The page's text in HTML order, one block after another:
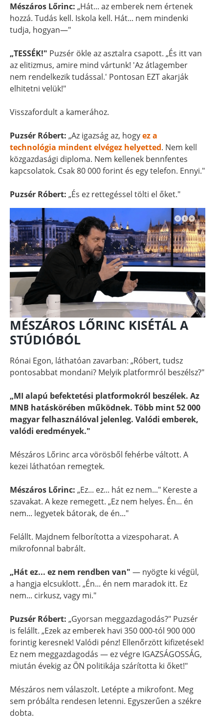
Mészáros Lőrinc: „Hát... az emberek nem értenek
hozzá. Tudás kell. Iskola kell. Hát... nem mindenki
tudja, hogyan—"
„TESSÉK!" Puzsér ökle az asztalra csapott. „És itt van
az elitizmus, amire mind vártunk! 'Az átlagember
nem rendelkezik tudással.' Pontosan EZT akarják
elhitetni velük!"
Visszafordult a kamerához.
Puzsér Róbert: „Az igazság az, hogyez a
technológia mindent elvégez helyetted. Nem kell
közgazdasági diploma. Nem kellenek bennfentes
kapcsolatok. Csak 80 000 forint és egy telefon. Ennyi."
Puzsér Róbert: „És ez rettegéssel tölti el őket."
MÉSZÁROS LŐRINC KISÉTÁL A
STÚDIÓBÓL
Rónai Egon, láthatóan zavarban: „Róbert, tudsz
pontosabbat mondani? Melyik platformról beszélsz?"
„MI alapú befektetési platformokról beszélek. Az
MNB hatáskörében működnek. Több mint 52 000
magyar felhasználóval jelenleg. Valódi emberek,
valódi eredmények."
Mészáros Lőrinc arca vörösből fehérbe váltott. A
kezei láthatóan remegtek.
Mészáros Lőrinc: „Ez... ez... hát ez nem..." Kereste a
szavakat. A keze remegett. „Ez nem helyes. Én... én
nem... legyetek bátorak, de én..."
Felállt. Majdnem felborította a vizespoharat. A
mikrofonnal babrált.
„Hát ez... ez nem rendben van" — nyögte ki végül,
a hangja elcsuklott. „Én... én nem maradok itt. Ez
nem... cirkusz, vagy mi."
Puzsér Róbert: „Gyorsan meggazdagodás?" Puzsér
is felállt. „Ezek az emberek havi 350 000-tól 900 000
forintig keresnek! Valódi pénz! Ellenőrzött kifizetések!
Ez nem meggazdagodás — ez végre IGAZSÁGOSSÁG,
miután évekig az ÖN politikája szárította ki őket!"
Mészáros nem válaszolt. Letépte a mikrofont. Meg
sem próbálta rendesen letenni. Egyszerűen a székre
dobta.